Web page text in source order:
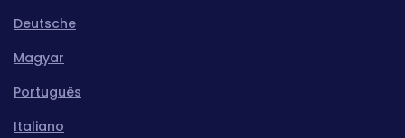
Deutsche
Magyar
Português
Italiano